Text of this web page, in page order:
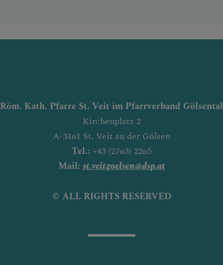
Röm. Kath. Pfarre St. Veit im Pfarrverband Gölsental
Kirchenplatz 2
A-3161 St. Veit an der Gölsen
Tel.: +43 (2763) 2265
Mail: st.veitgoelsen@dsp.at
© ALL RIGHTS RESERVED